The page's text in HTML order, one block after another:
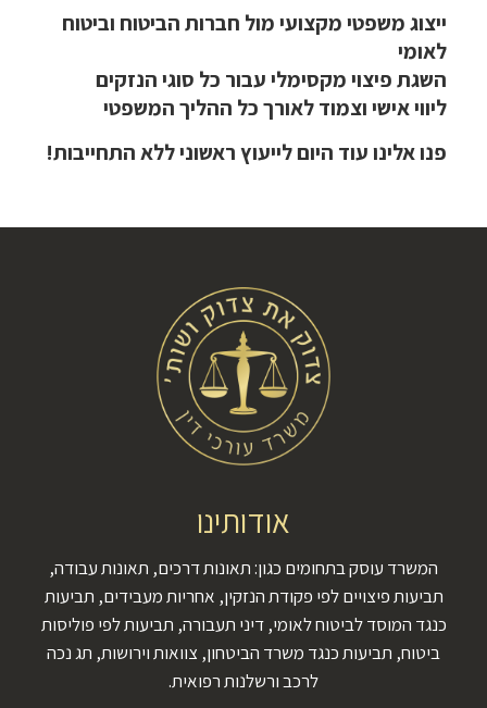
ייצוג משפטי מקצועי מול חברות הביטוח וביטוח
לאומי
השגת פיצוי מקסימלי עבור כל סוגי הנזקים
ליווי אישי וצמוד לאורך כל ההליך המשפטי
פנו אלינו עוד היום לייעוץ ראשוני ללא התחייבות!
אודותינו
המשרד עוסק בתחומים כגון: תאונות דרכים, תאונות עבודה,
תביעות פיצויים לפי פקודת הנזקין, אחריות מעבידים, תביעות
כנגד המוסד לביטוח לאומי, דיני תעבורה, תביעות לפי פוליסות
ביטוח, תביעות כנגד משרד הביטחון, צוואות וירושות, תג נכה
לרכב ורשלנות רפואית.